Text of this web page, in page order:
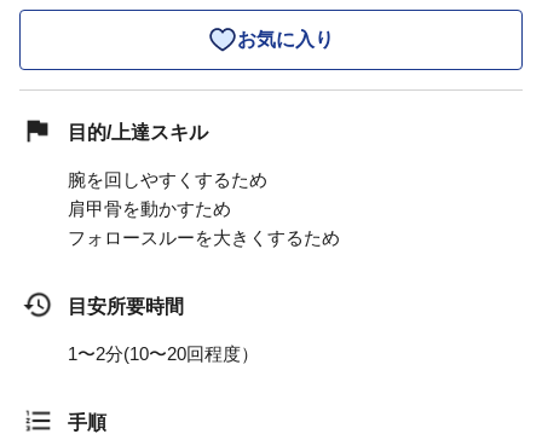
お気に入り
目的/上達スキル
腕を回しやすくするため
肩甲骨を動かすため
フォロースルーを大きくするため
目安所要時間
1〜2分(10〜20回程度）
手順